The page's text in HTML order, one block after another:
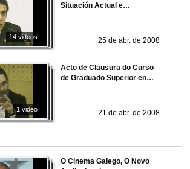
14 videos
Situación Actual e
25 de abr. de 2008
1 video
Acto de Clausura do Curso
de Graduado Superior en
21 de abr. de 2008
O Cinema Galego, O Novo